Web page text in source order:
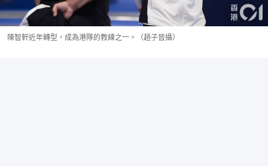
陳智軒近年轉型，成為港隊的教練之一。（趙子晉攝）